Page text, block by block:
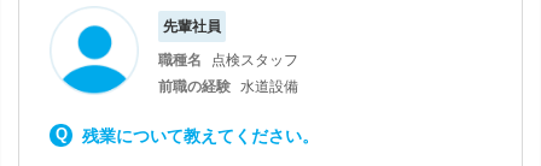
先輩社員
職種名
点検スタッフ
前職の経験 水道設備
残業について教えてください。